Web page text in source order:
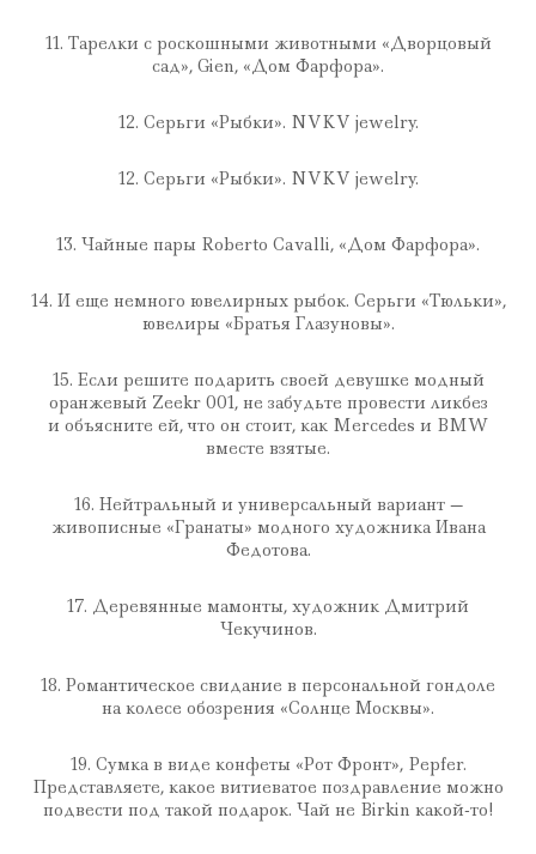
11. Тарелки с роскошными животными «Дворцовый
сад», Gien, «Дом Фарфора».
12. Серьги «Рыбки». NVKV jewelry.
12. Серьги «Рыбки». NVKV jewelry.
13. Чайные пары Roberto Cavalli, «Дом Фарфора».
14. И еще немного ювелирных рыбок. Серьги «Тюльки»,
ювелиры «Братья Глазуновы».
15. Если решите подарить своей девушке модный
оранжевый Zeekr 001, не забудьте провести ликбез
и объясните ей, что он стоит, как Mercedes и BMW
вместе взятые.
16. Нейтральный и универсальный вариант —
живописные «Гранаты» модного художника Ивана
Федотова.
17. Деревянные мамонты, художник Дмитрий
Чекучинов.
18. Романтическое свидание в персональной гондоле
на колесе обозрения «Солнце Москвы».
19. Сумка в виде конфеты «Рот Фронт», Pepfer.
Представляете, какое витиеватое поздравление можно
подвести под такой подарок. Чай не Birkin какой-то!